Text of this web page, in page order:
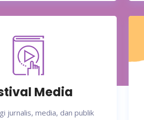
Media
jurnalis, media, dan publik